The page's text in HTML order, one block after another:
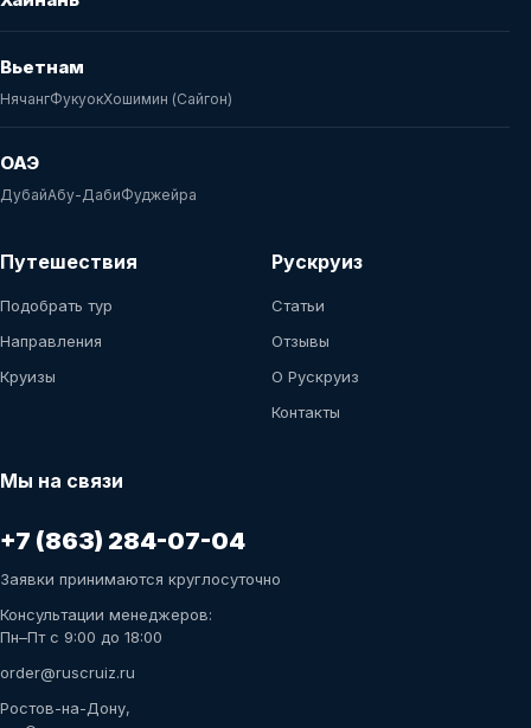
Вьетнам
НячангФукуокХошимин (Сайгон)
ОАЭ
ДубайАбу-ДабиФуджейра
Путешествия
Подобрать тур
Направления
Круизы
Рускруиз
Статьи
Отзывы
О Рускруиз
Контакты
Мы на связи
+7 (863) 284-07-04
Заявки принимаются круглосуточно
Консультации менеджеров:
Пн–Пт с 9:00 до 18:00
order@ruscruiz.ru
Ростов-на-Дону,